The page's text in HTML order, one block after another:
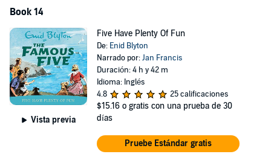
Book 14
Vista previa
Five Have Plenty Of Fun
De: Enid Blyton
Narrado por:Jan Francis
Duración: 4 h y 42 m
Idioma: Inglés
4.8
25 calificaciones
$15.16 o gratis con una prueba de 30
días
Pruebe Estándar gratis